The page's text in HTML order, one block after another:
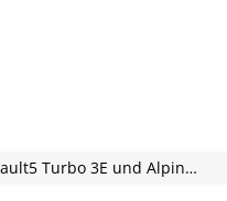
Renault R5 E-Tech Forum - Renault5 Turbo 3E und Alpine A290 Elektro Forum